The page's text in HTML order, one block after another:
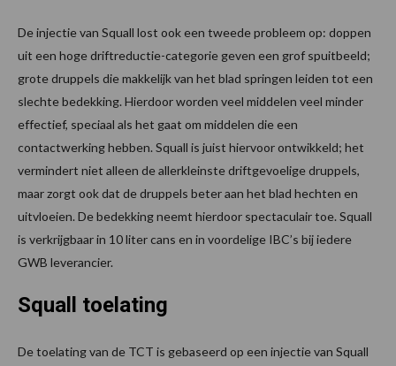
De injectie van Squall lost ook een tweede probleem op: doppen
uit een hoge driftreductie-categorie geven een grof spuitbeeld;
grote druppels die makkelijk van het blad springen leiden tot een
slechte bedekking. Hierdoor worden veel middelen veel minder
effectief, speciaal als het gaat om middelen die een
contactwerking hebben. Squall is juist hiervoor ontwikkeld; het
vermindert niet alleen de allerkleinste driftgevoelige druppels,
maar zorgt ook dat de druppels beter aan het blad hechten en
uitvloeien. De bedekking neemt hierdoor spectaculair toe. Squall
is verkrijgbaar in 10 liter cans en in voordelige IBC’s bij iedere
GWB leverancier.
Squall toelating
De toelating van de TCT is gebaseerd op een injectie van Squall